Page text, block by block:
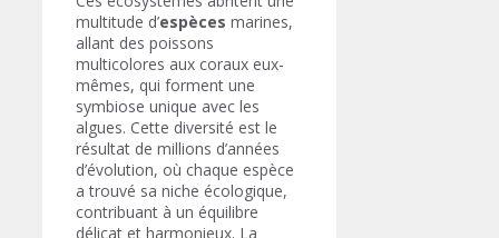
multitude d’espèces marines,
allant des poissons
multicolores aux coraux eux-
mêmes, qui forment une
symbiose unique avec les
algues. Cette diversité est le
résultat de millions d’années
d’évolution, où chaque espèce
a trouvé sa niche écologique,
contribuant à un équilibre
délicat et harmonieux. La